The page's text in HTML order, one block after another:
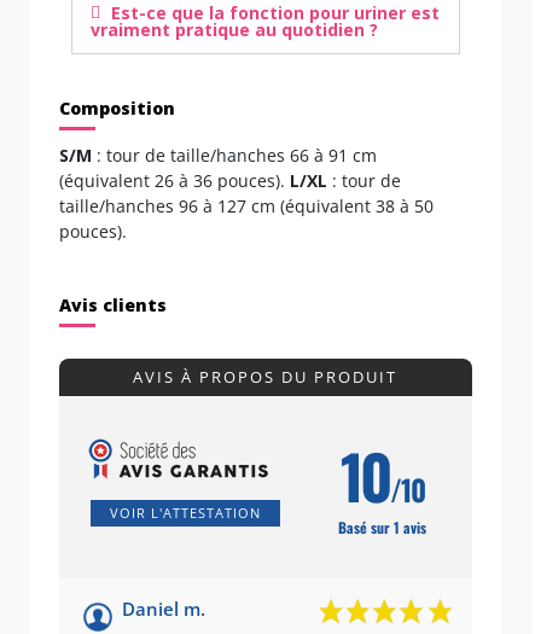
Est-ce que la fonction pour uriner est
vraiment pratique au quotidien ?
Composition
S/M : tour de taille/hanches 66 à 91 cm
(équivalent 26 à 36 pouces). L/XL : tour de
taille/hanches 96 à 127 cm (équivalent 38 à 50
pouces).
Avis clients
AVIS À PROPOS DU PRODUIT
VOIR L'ATTESTATION 10/10
Basé sur 1 avis
Daniel m.